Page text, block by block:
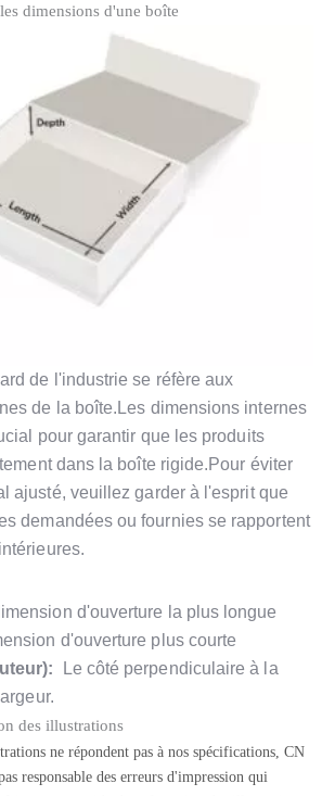
dimensions d'une boîte
de l'industrie se réfère aux
de la boîte.Les dimensions internes
pour garantir que les produits
dans la boîte rigide.Pour éviter
ajusté, veuillez garder à l'esprit que
demandées ou fournies se rapportent
d'ouverture la plus longue
d'ouverture plus courte
Le côté perpendiculaire à la
des illustrations
ne répondent pas à nos spécifications, CN
responsable des erreurs d'impression qui